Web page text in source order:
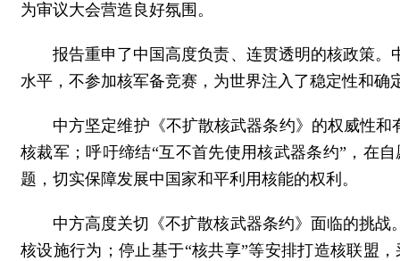
为审议大会营造良好氛围。
报告重申了中国高度负责、连贯透明的核政策
水平，不参加核军备竞赛，为世界注入了稳定性和确
中方坚定维护《不扩散核武器条约》的权威性
核裁军；呼吁缔结“互不首先使用核武器条约”，在
题，切实保障发展中国家和平利用核能的权利。
中方高度关切《不扩散核武器条约》面临的挑
核设施行为；停止基于“核共享”等安排打造核联盟